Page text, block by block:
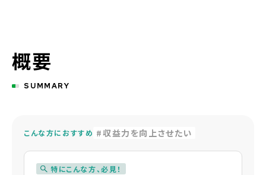
概要
SUMMARY
こんな方におすすめ 収益力を向上させたい
特にこんな方、必見！